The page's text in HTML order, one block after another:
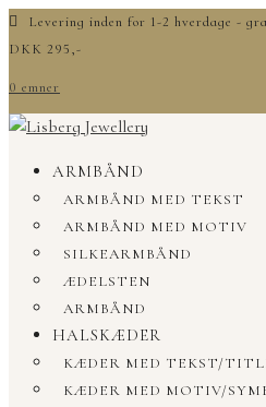
Levering inden for 1-2 hverdage -
DKK 295,-
0 emner
ARMBÅND
ARMBÅND MED TEKST
ARMBÅND MED MOTIV
SILKEARMBÅND
ÆDELSTEN
ARMBÅND
HALSKÆDER
KÆDER MED TEKST/
KÆDER MED MOTIV/